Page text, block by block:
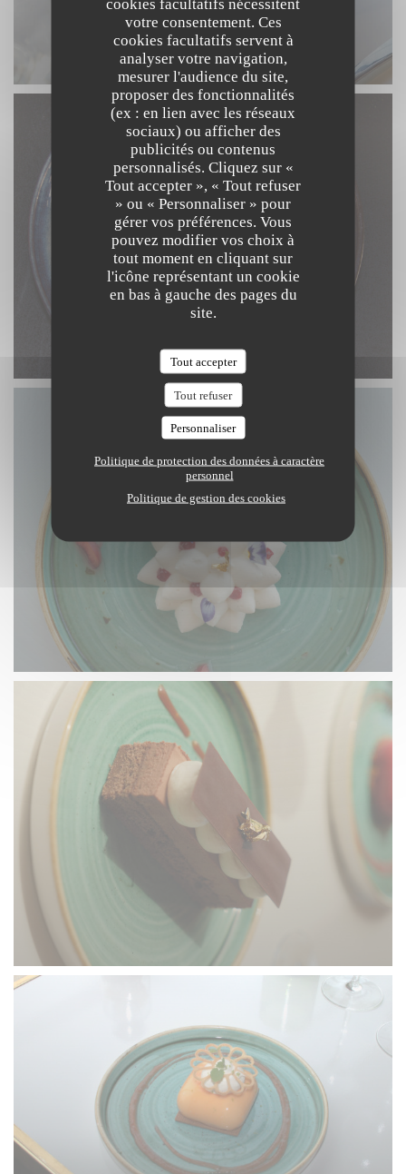
cookies facultatifs nécessitent
votre consentement. Ces
cookies facultatifs servent à
analyser votre navigation,
mesurer l'audience du site,
proposer des fonctionnalités
(ex : en lien avec les réseaux
sociaux) ou afficher des
publicités ou contenus
personnalisés. Cliquez sur «
Tout accepter », « Tout refuser
» ou « Personnaliser » pour
gérer vos préférences. Vous
pouvez modifier vos choix à
tout moment en cliquant sur
l'icône représentant un cookie
en bas à gauche des pages du
site.
Tout accepter
Tout refuser
Personnaliser
Politique de protection des données à caractère
personnel
Politique de gestion des cookies